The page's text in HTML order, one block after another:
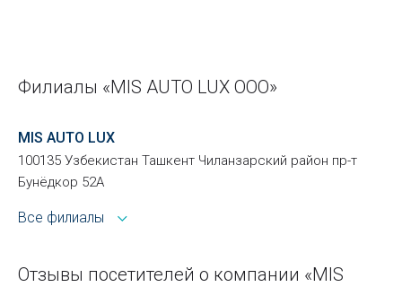
Филиалы «MIS AUTO LUX ООО»
MIS AUTO LUX
100135 Узбекистан Ташкент Чиланзарский район пр-т
Бунёдкор 52А
Все филиалы
Отзывы посетителей о компании «MIS